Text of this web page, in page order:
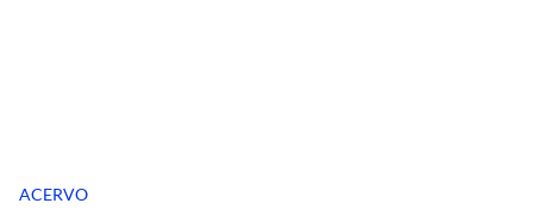
ACERVO